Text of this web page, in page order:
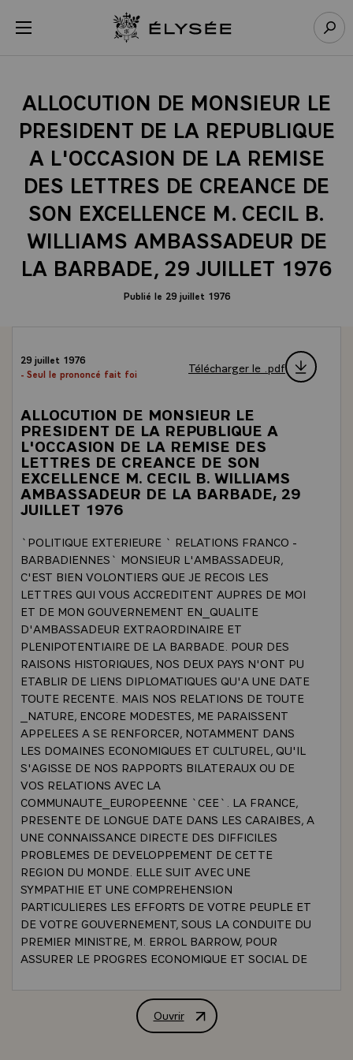
menu Retour à l’accueil Élysée
ALLOCUTION DE MONSIEUR LE
PRESIDENT DE LA REPUBLIQUE
A L'OCCASION DE LA REMISE
DES LETTRES DE CREANCE DE
SON EXCELLENCE M. CECIL B.
WILLIAMS AMBASSADEUR DE
LA BARBADE, 29 JUILLET 1976
Publié le 29 juillet 1976
29 juillet 1976
- Seul le prononcé fait foi
Télécharger le .pdf
ALLOCUTION DE MONSIEUR LE
PRESIDENT DE LA REPUBLIQUE A
L'OCCASION DE LA REMISE DES
LETTRES DE CREANCE DE SON
EXCELLENCE M. CECIL B. WILLIAMS
AMBASSADEUR DE LA BARBADE, 29
JUILLET 1976
`POLITIQUE EXTERIEURE ` RELATIONS FRANCO -
BARBADIENNES` MONSIEUR L'AMBASSADEUR,
C'EST BIEN VOLONTIERS QUE JE RECOIS LES
LETTRES QUI VOUS ACCREDITENT AUPRES DE MOI
ET DE MON GOUVERNEMENT EN_QUALITE
D'AMBASSADEUR EXTRAORDINAIRE ET
PLENIPOTENTIAIRE DE LA BARBADE. POUR DES
RAISONS HISTORIQUES, NOS DEUX PAYS N'ONT PU
ETABLIR DE LIENS DIPLOMATIQUES QU'A UNE DATE
TOUTE RECENTE. MAIS NOS RELATIONS DE TOUTE
_NATURE, ENCORE MODESTES, ME PARAISSENT
APPELEES A SE RENFORCER, NOTAMMENT DANS
LES DOMAINES ECONOMIQUES ET CULTUREL, QU'IL
S'AGISSE DE NOS RAPPORTS BILATERAUX OU DE
VOS RELATIONS AVEC LA
COMMUNAUTE_EUROPEENNE `CEE`. LA FRANCE,
PRESENTE DE LONGUE DATE DANS LES CARAIBES, A
UNE CONNAISSANCE DIRECTE DES DIFFICILES
PROBLEMES DE DEVELOPPEMENT DE CETTE
REGION DU MONDE. ELLE SUIT AVEC UNE
SYMPATHIE ET UNE COMPREHENSION
PARTICULIERES LES EFFORTS DE VOTRE PEUPLE ET
DE VOTRE GOUVERNEMENT, SOUS LA CONDUITE DU
PREMIER MINISTRE, M. ERROL BARROW, POUR
ASSURER LE PROGRES ECONOMIQUE ET SOCIAL DE
NOTRE GOUVERNEMENT ET JE LE CROIS, NOS
ENTREPRISES SONT DISPOSES, SI VOUS LE
Ouvrir
ALLOCUTION DE MONSIEUR LE
Panneau de gestion des cookies